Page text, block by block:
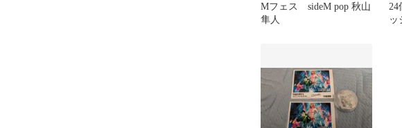
Mフェス sideM pop 秋山
隼人
24
ッ